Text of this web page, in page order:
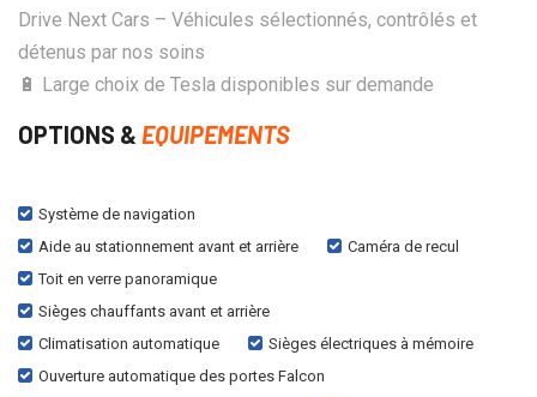
Drive Next Cars – Véhicules sélectionnés, contrôlés et
détenus par nos soins
🔋 Large choix de Tesla disponibles sur demande
OPTIONS & EQUIPEMENTS
Système de navigation
Aide au stationnement avant et arrière
Caméra de recul
Toit en verre panoramique
Sièges chauffants avant et arrière
Climatisation automatique
Sièges électriques à mémoire
Ouverture automatique des portes Falcon